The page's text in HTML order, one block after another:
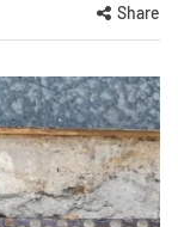
Share